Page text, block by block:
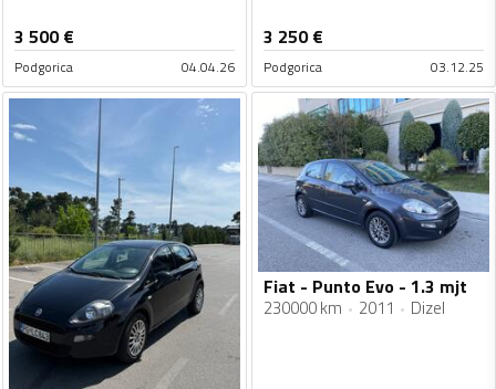
3 500€
Podgorica 04.04.26
3 250€
Podgorica 03.12.25
Fiat - Punto Evo - 1.3 mjt
230000 km 2011 Dizel